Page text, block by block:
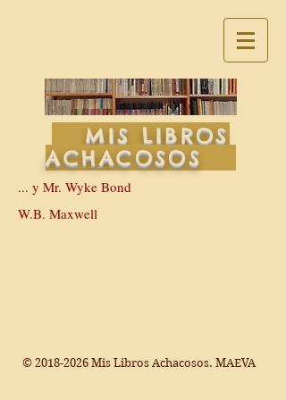
MIS LIBROS
ACHACOSOS
... y Mr. Wyke Bond
W.B. Maxwell
© 2018-2026 Mis Libros Achacosos. MAEVA